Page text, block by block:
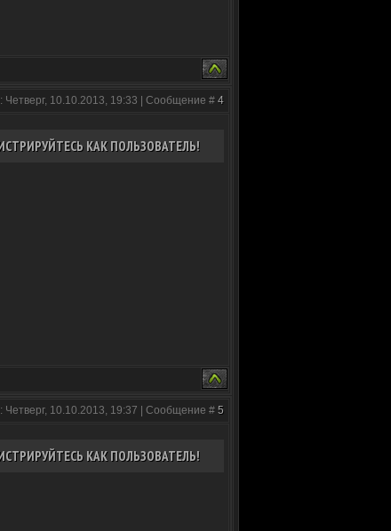
Четверг, 10.10.2013, 19:33 | Сообщение # 4
КАК ПОЛЬЗОВАТЕЛЬ!
Четверг, 10.10.2013, 19:37 | Сообщение # 5
КАК ПОЛЬЗОВАТЕЛЬ!